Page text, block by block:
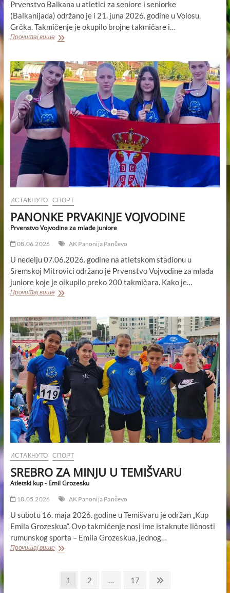
Prvenstvo Balkana u atletici za seniore i seniorke
(Balkanijada) održano je i 21. juna 2026. godine u Volosu,
Grčka. Takmičenje je okupilo brojne takmičare i…
Прочитај вишеBRONZA
NA
BALKANIJADI
Novi
rekord
srpske
ИСТАКНУТО СПОРТ
PANONKE PRVAKINJE VOJVODINE
Prvenstvo Vojvodine za mlađe juniore
08.06.2026 AK Panonija Pančevo
U nedelju 07.06.2026. godine na atletskom stadionu u
Sremskoj Mitrovici održano je Prvenstvo Vojvodine za mlađa
juniore koje je oikupilo preko 200 takmičara. Kako je…
Прочитај вишеPANONKE
Prvenstvo
Vojvodine
za
mlađe
juniore
ИСТАКНУТО СПОРТ
SREBRO ZA MINJU U TEMIŠVARU
Atletski kup - Emil Grozesku
18.05.2026 AK Panonija Pančevo
U subotu 16. maja 2026. godine u Temišvaru je održan „Kup
Emila Grozeskua“. Ovo takmičenje nosi ime istaknute ličnosti
rumunskog sporta – Emila Grozeskua, jednog…
Прочитај вишеSREBRO
TEMIŠVARU
Пагинација
Page
1 Page
2 … Page
17
Next